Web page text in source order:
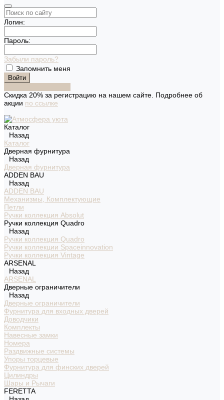
Логин:
Пароль:
Забыли пароль?
Запомнить меня
Скидка 20% за регистрацию на нашем сайте. Подробнее об
акции по ссылке
Каталог
Назад
Каталог
Дверная фурнитура
Назад
Дверная фурнитура
ADDEN BAU
Назад
ADDEN BAU
Механизмы, Комплектующие
Петли
Ручки коллекция Absolut
Ручки коллекция Quadro
Назад
Ручки коллекция Quadro
Ручки коллекции Spaceinnovation
Ручки коллекция Vintage
ARSENAL
Назад
ARSENAL
Дверные ограничители
Назад
Дверные ограничители
Фурнитура для входных дверей
Доводчики
Комплекты
Навесные замки
Номера
Раздвижные системы
Упоры торцевые
Фурнитура для финских дверей
Цилиндры
Шары и Рычаги
FERETTA